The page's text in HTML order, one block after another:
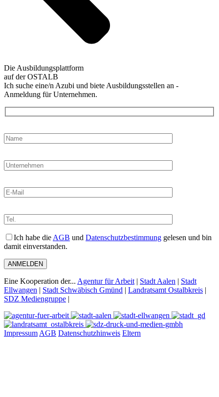
Die Ausbildungsplattform
auf der OSTALB
Ich suche eine/n Azubi und biete Ausbildungsstellen an -
Anmeldung für Unternehmen.
Ich habe die AGB und Datenschutzbestimmung gelesen und bin
damit einverstanden.
Eine Kooperation der... Agentur für Arbeit | Stadt Aalen | Stadt
Ellwangen | Stadt Schwäbisch Gmünd | Landratsamt Ostalbkreis |
SDZ Mediengruppe |
Impressum AGB Datenschutzhinweis Eltern